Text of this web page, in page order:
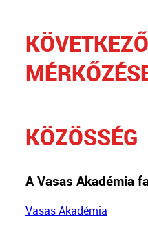
KÖVETKEZŐ
KÖZÖSSÉG
A Vasas Akadémia
Vasas Akadémia